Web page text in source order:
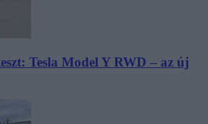
Tesla Model Y RWD – az új